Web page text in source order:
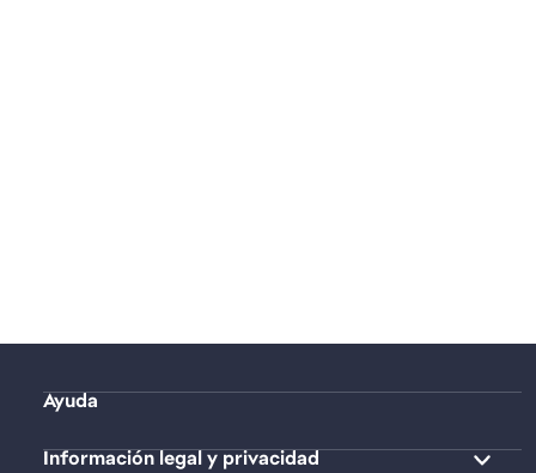
Ayuda
Información legal y privacidad